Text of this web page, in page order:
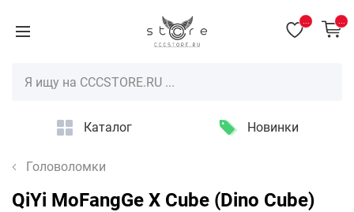
Каталог Новинки
Головоломки
QiYi MoFangGe X Cube (Dino Cube)